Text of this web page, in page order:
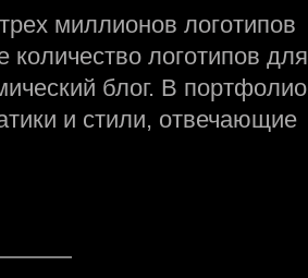
миллионов логотипов
логотипов для
блог. В портфолио
и стили, отвечающие